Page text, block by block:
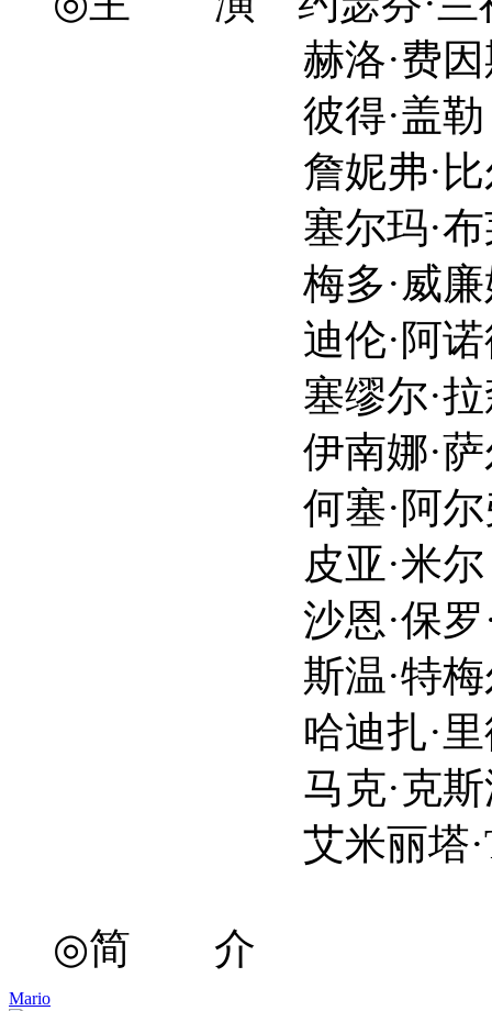
Mario
赫洛·费因斯-提
彼得·盖勒
詹妮弗·比尔斯
塞尔玛·布莱尔
梅多·威廉姆斯
迪伦·阿诺德
塞缪尔·拉森
伊南娜·萨尔基
何塞·阿尔弗雷多·
皮亚·米尔
沙恩·保罗·麦吉
斯温·特梅尔
哈迪扎·里德·桑
马克·克斯洛威
艾米丽塔·T·冈萨
◎简 介